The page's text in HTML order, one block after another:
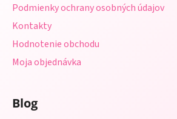
Podmienky ochrany osobných údajov
Kontakty
Hodnotenie obchodu
Moja objednávka
Blog